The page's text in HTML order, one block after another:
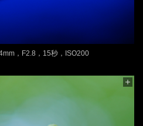
，F2.8，15秒，ISO200